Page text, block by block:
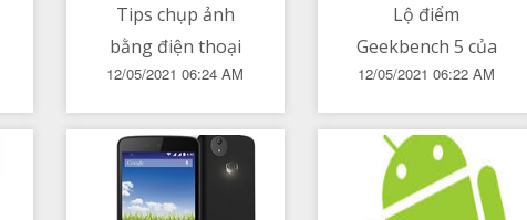
Tips chụp ảnh
bằng điện thoại
đẹp hơn với
realme 8 Pro
12/05/2021 06:24 AM
Lộ điểm
Geekbench 5 của
iPad Pro M1 -
ngang Macbook
Air M1, cao hơn
MacBook Pro
Core i9
12/05/2021 06:22 AM